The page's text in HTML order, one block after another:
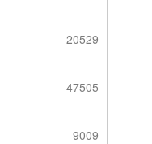
20529
47505
9009